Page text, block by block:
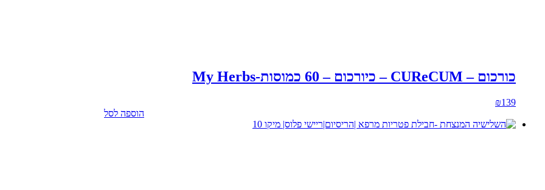
כורכום – CUReCUM – כיורכום – 60 כמוסות-My Herbs
₪139
הוספה לסל